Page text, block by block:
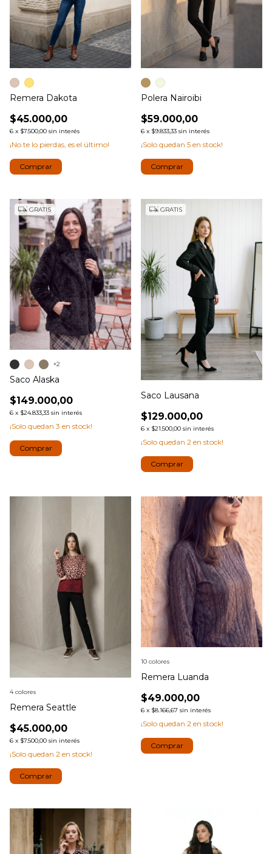
Remera Dakota
$45.000,00
6 x $7.500,00 sin interés
¡No te lo pierdas, es el último!
Comprar
Polera Nairoibi
$59.000,00
6 x $9.833,33 sin interés
¡Solo quedan 5 en stock!
Comprar
GRATIS
Saco Alaska
$149.000,00
6 x $24.833,33 sin interés
¡Solo quedan 3 en stock!
+2
Comprar
GRATIS
Saco Lausana
$129.000,00
6 x $21.500,00 sin interés
¡Solo quedan 2 en stock!
Comprar
Remera Seattle
$45.000,00
6 x $7.500,00 sin interés
¡Solo quedan 2 en stock!
4 colores
Comprar
Remera Luanda
$49.000,00
6 x $8.166,67 sin interés
¡Solo quedan 2 en stock!
10 colores
Comprar